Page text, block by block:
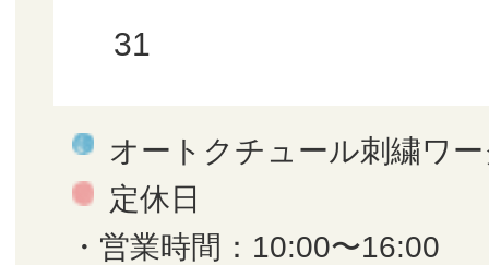
31
オートクチュール刺繍ワ
定休日
・営業時間：10:00〜16:00